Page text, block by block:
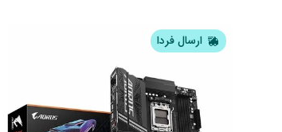
ارسال فردا